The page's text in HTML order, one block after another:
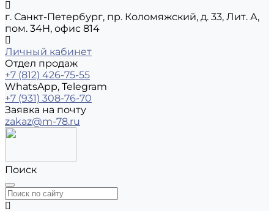
г. Санкт-Петербург, пр. Коломяжский, д. 33, Лит. А,
пом. 34Н, офис 814
Личный кабинет
Отдел продаж
+7 (812) 426-75-55
WhatsApp, Telegram
+7 (931) 308-76-70
Заявка на почту
zakaz@m-78.ru
Поиск